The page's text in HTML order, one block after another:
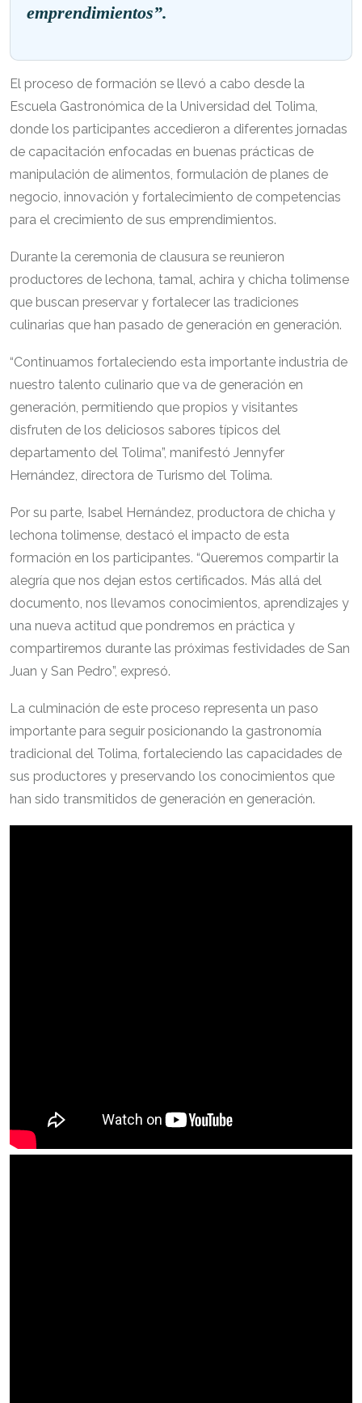
emprendimientos”.
El proceso de formación se llevó a cabo desde la
Escuela Gastronómica de la Universidad del Tolima,
donde los participantes accedieron a diferentes jornadas
de capacitación enfocadas en buenas prácticas de
manipulación de alimentos, formulación de planes de
negocio, innovación y fortalecimiento de competencias
para el crecimiento de sus emprendimientos.
Durante la ceremonia de clausura se reunieron
productores de lechona, tamal, achira y chicha tolimense
que buscan preservar y fortalecer las tradiciones
culinarias que han pasado de generación en generación.
“Continuamos fortaleciendo esta importante industria de
nuestro talento culinario que va de generación en
generación, permitiendo que propios y visitantes
disfruten de los deliciosos sabores típicos del
departamento del Tolima”, manifestó Jennyfer
Hernández, directora de Turismo del Tolima.
Por su parte, Isabel Hernández, productora de chicha y
lechona tolimense, destacó el impacto de esta
formación en los participantes. “Queremos compartir la
alegría que nos dejan estos certificados. Más allá del
documento, nos llevamos conocimientos, aprendizajes y
una nueva actitud que pondremos en práctica y
compartiremos durante las próximas festividades de San
Juan y San Pedro”, expresó.
La culminación de este proceso representa un paso
importante para seguir posicionando la gastronomía
tradicional del Tolima, fortaleciendo las capacidades de
sus productores y preservando los conocimientos que
han sido transmitidos de generación en generación.